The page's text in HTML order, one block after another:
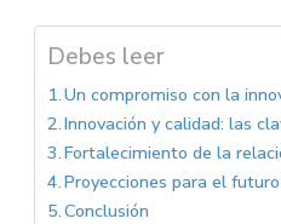
Debes leer
Un compromiso con la
Innovación y calidad: las
Fortalecimiento de la
Proyecciones para el
Conclusión